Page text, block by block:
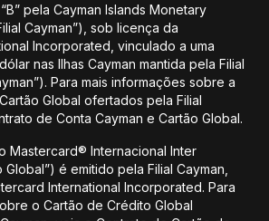
pela Cayman Islands Monetary
Cayman”), sob licença da
Incorporated, vinculado a uma
nas Ilhas Cayman mantida pela Filial
Para mais informações sobre a
Global ofertados pela Filial
de Conta Cayman e Cartão Global.
Mastercard® Internacional Inter
é emitido pela Filial Cayman,
International Incorporated. Para
o Cartão de Crédito Global